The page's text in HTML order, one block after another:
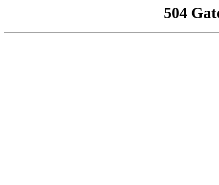
504